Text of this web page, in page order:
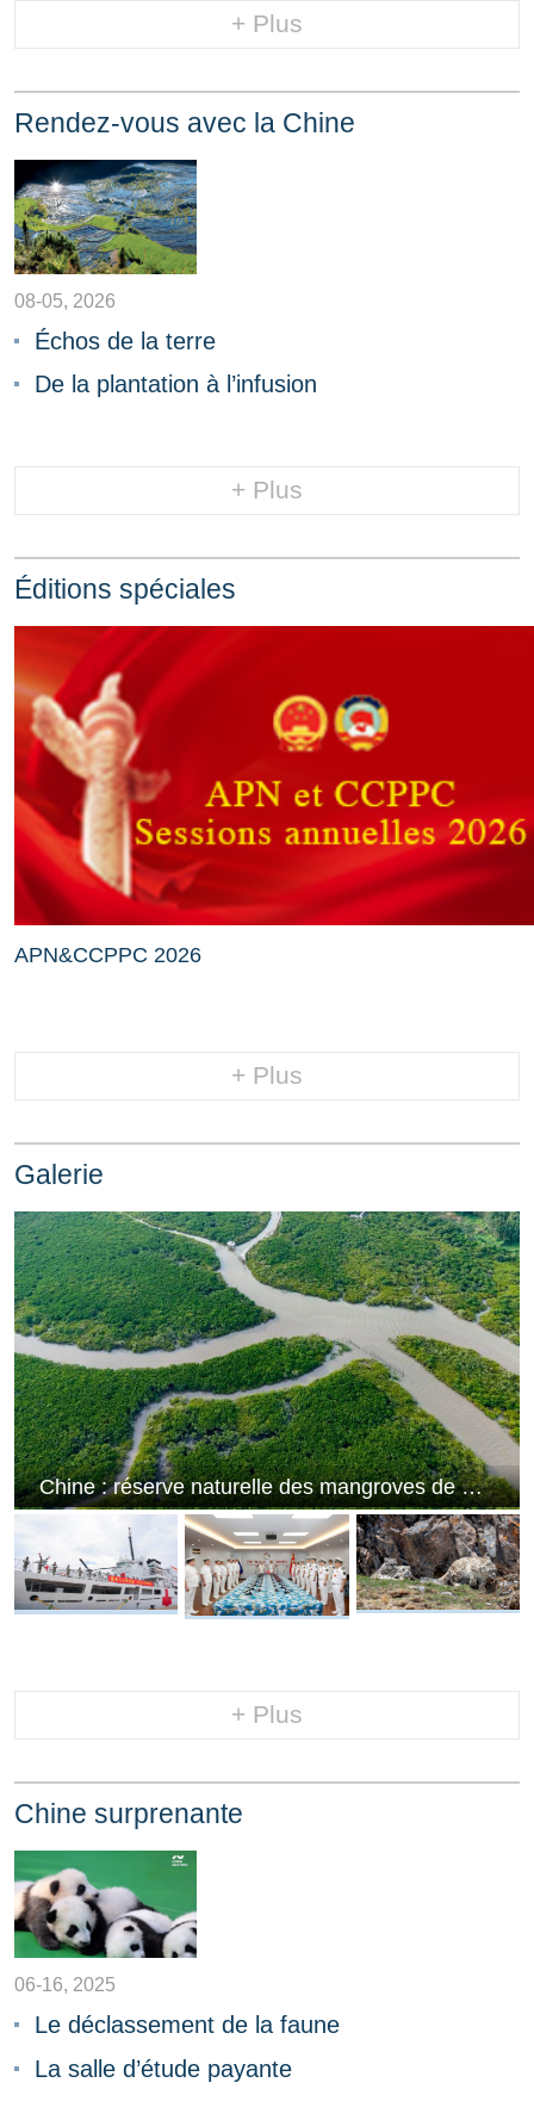
+ Plus
Rendez-vous avec la Chine
08-05, 2026
Échos de la terre
De la plantation à l’infusion
+ Plus
Éditions spéciales
APN&CCPPC 2026
+ Plus
Galerie
Chine : réserve naturelle des mangroves de Shankou au Guangxi
+ Plus
Chine surprenante
06-16, 2025
Le déclassement de la faune
La salle d’étude payante